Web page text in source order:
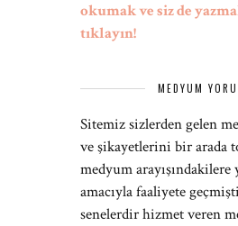
okumak ve siz de
tıklayın!
MEDYUM
Sitemiz sizlerden gelen
ve şikayetlerini bir arada
medyum arayışındakilere
amacıyla faaliyete
senelerdir hizmet veren